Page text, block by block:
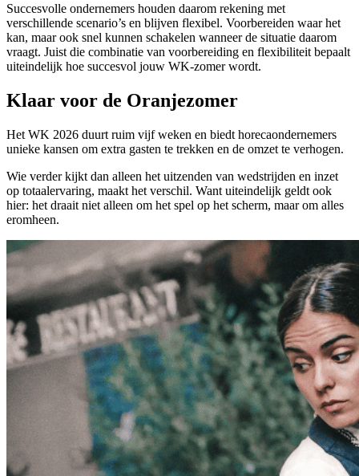
Succesvolle ondernemers houden daarom rekening met
verschillende scenario’s en blijven flexibel. Voorbereiden waar het
kan, maar ook snel kunnen schakelen wanneer de situatie daarom
vraagt. Juist die combinatie van voorbereiding en flexibiliteit bepaalt
uiteindelijk hoe succesvol jouw WK-zomer wordt.
Klaar voor de Oranjezomer
Het WK 2026 duurt ruim vijf weken en biedt horecaondernemers
unieke kansen om extra gasten te trekken en de omzet te verhogen.
Wie verder kijkt dan alleen het uitzenden van wedstrijden en inzet
op totaalervaring, maakt het verschil. Want uiteindelijk geldt ook
hier: het draait niet alleen om het spel op het scherm, maar om alles
eromheen.